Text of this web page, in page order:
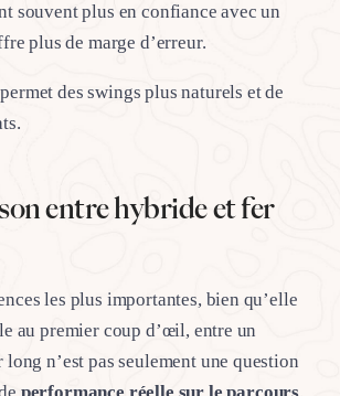
souvent plus en confiance avec un
plus de marge d’erreur.
des swings plus naturels et de
entre hybride et fer
les plus importantes, bien qu’elle
au premier coup d’œil, entre un
n’est pas seulement une question